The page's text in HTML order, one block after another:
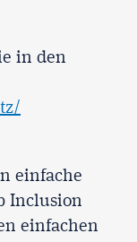
in den
einfache
Inclusion
einfachen